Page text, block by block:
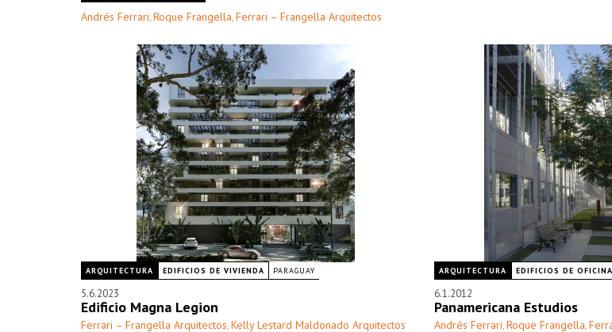
Andrés Ferrari, Roque Frangella, Ferrari – Frangella Arquitectos
ARQUITECTURA EDIFICIOS DE VIVIENDA PARAGUAY
5.6.2023
Edificio Magna Legion
Ferrari – Frangella Arquitectos, Kelly Lestard Maldonado Arquitectos
ARQUITECTURA EDIFICIOS DE
6.1.2012
Panamericana Estudios
Andrés Ferrari, Roque Frangella,